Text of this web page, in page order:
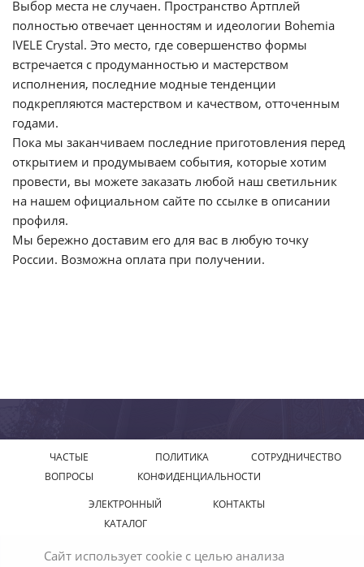
Выбор места не случаен. Пространство Артплей
полностью отвечает ценностям и идеологии Bohemia
IVELE Crystal. Это место, где совершенство формы
встречается с продуманностью и мастерством
исполнения, последние модные тенденции
подкрепляются мастерством и качеством, отточенным
годами.
Пока мы заканчиваем последние приготовления перед
открытием и продумываем события, которые хотим
провести, вы можете заказать любой наш светильник
на нашем официальном сайте по ссылке в описании
профиля.
Мы бережно доставим его для вас в любую точку
России. Возможна оплата при получении.
ЧАСТЫЕ
ВОПРОСЫ
ПОЛИТИКА
КОНФИДЕНЦИАЛЬНОСТИ
СОТРУДНИЧЕСТВО
ЭЛЕКТРОННЫЙ
КАТАЛОГ
КОНТАКТЫ
Сайт использует cookie с целью анализа